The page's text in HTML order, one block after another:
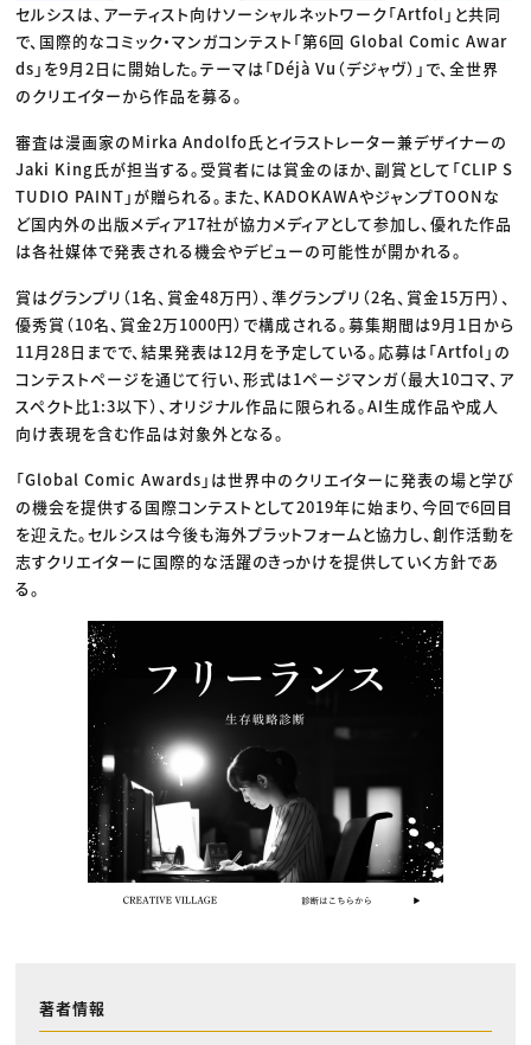
セルシスは、アーティスト向けソーシャルネットワーク「Artfol」と共同
で、国際的なコミック・マンガコンテスト「第6回 Global Comic Awar
ds」を9月2日に開始した。テーマは「Déjà Vu（デジャヴ）」で、全世界
のクリエイターから作品を募る。
審査は漫画家のMirka Andolfo氏とイラストレーター兼デザイナーの
Jaki King氏が担当する。受賞者には賞金のほか、副賞として「CLIP S
TUDIO PAINT」が贈られる。また、KADOKAWAやジャンプTOONな
ど国内外の出版メディア17社が協力メディアとして参加し、優れた作品
は各社媒体で発表される機会やデビューの可能性が開かれる。
賞はグランプリ（1名、賞金48万円）、準グランプリ（2名、賞金15万円）、
優秀賞（10名、賞金2万1000円）で構成される。募集期間は9月1日から
11月28日までで、結果発表は12月を予定している。応募は「Artfol」の
コンテストページを通じて行い、形式は1ページマンガ（最大10コマ、ア
スペクト比1:3以下）、オリジナル作品に限られる。AI生成作品や成人
向け表現を含む作品は対象外となる。
「Global Comic Awards」は世界中のクリエイターに発表の場と学び
の機会を提供する国際コンテストとして2019年に始まり、今回で6回目
を迎えた。セルシスは今後も海外プラットフォームと協力し、創作活動を
志すクリエイターに国際的な活躍のきっかけを提供していく方針であ
る。
著者情報